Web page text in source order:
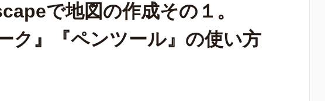
で地図の作成その１。
ク』『ペンツール』の使い方